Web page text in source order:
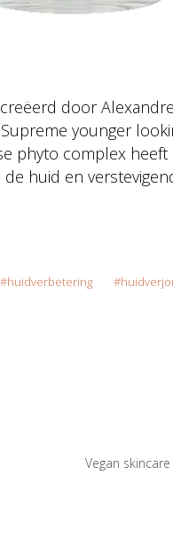
door
younger
phyto complex
huid en
huidverbetering
Vegan